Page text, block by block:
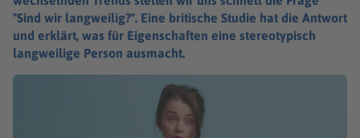
"Sind wir langweilig?". Eine britische Studie hat die Antwort
und erklärt, was für Eigenschaften eine stereotypisch
langweilige Person ausmacht.